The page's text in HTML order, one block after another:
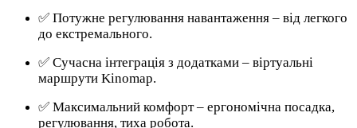
✅ Потужне регулювання навантаження – від легкого
до екстремального.
✅ Сучасна інтеграція з додатками – віртуальні
маршрути Kinomap.
✅ Максимальний комфорт – ергономічна посадка,
регулювання, тиха робота.